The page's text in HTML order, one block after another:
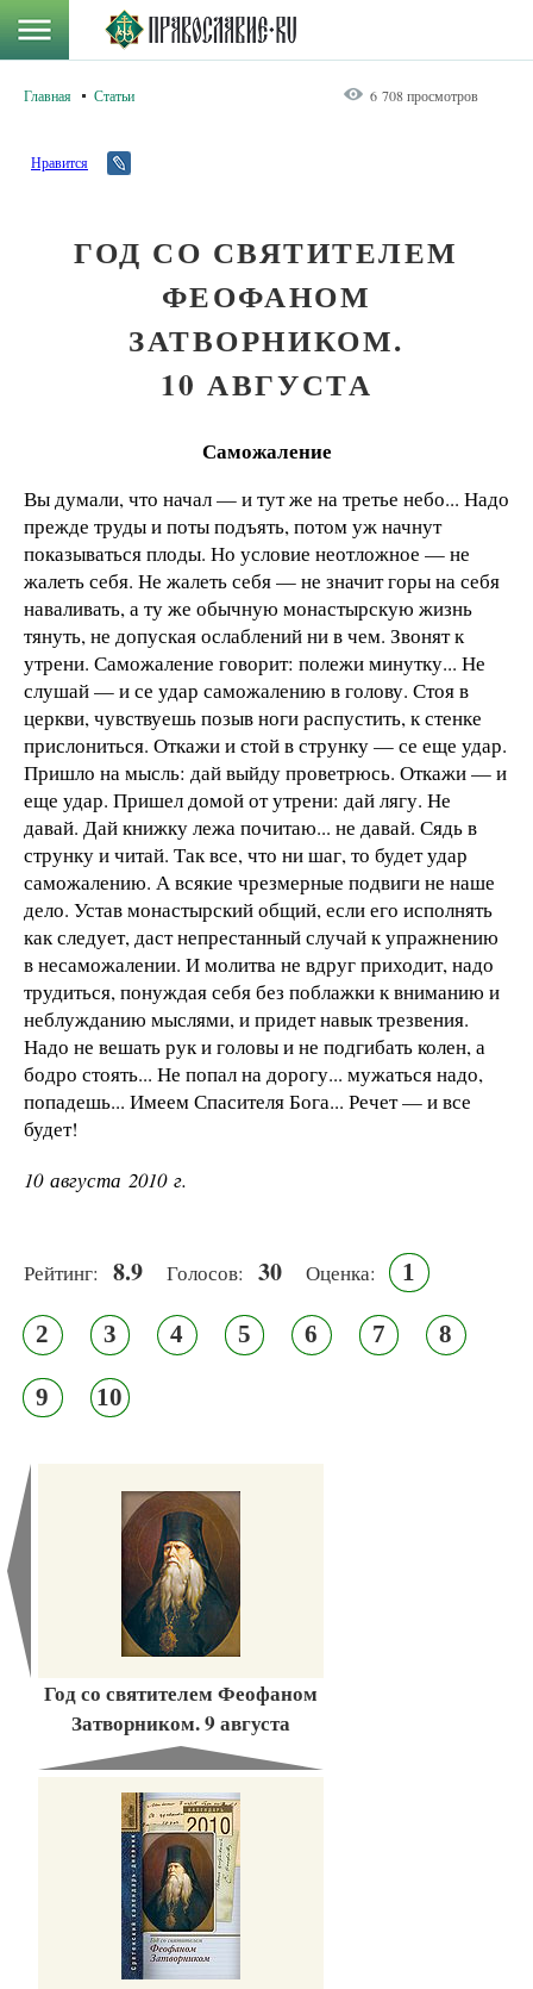
Главная Статьи 6 708 просмотров
Нравится
ГОД СО СВЯТИТЕЛЕМ
ФЕОФАНОМ
ЗАТВОРНИКОМ.
10 АВГУСТА
Саможаление
Вы думали, что начал — и тут же на третье небо... Надо
прежде труды и поты подъять, потом уж начнут
показываться плоды. Но условие неотложное — не
жалеть себя. Не жалеть себя — не значит горы на себя
наваливать, а ту же обычную монастырскую жизнь
тянуть, не допуская ослаблений ни в чем. Звонят к
утрени. Саможаление говорит: полежи минутку... Не
слушай — и се удар саможалению в голову. Стоя в
церкви, чувствуешь позыв ноги распустить, к стенке
прислониться. Откажи и стой в струнку — се еще удар.
Пришло на мысль: дай выйду проветрюсь. Откажи — и
еще удар. Пришел домой от утрени: дай лягу. Не
давай. Дай книжку лежа почитаю... не давай. Сядь в
струнку и читай. Так все, что ни шаг, то будет удар
саможалению. А всякие чрезмерные подвиги не наше
дело. Устав монастырский общий, если его исполнять
как следует, даст непрестанный случай к упражнению
в несаможалении. И молитва не вдруг приходит, надо
трудиться, понуждая себя без поблажки к вниманию и
неблужданию мыслями, и придет навык трезвения.
Надо не вешать рук и головы и не подгибать колен, а
бодро стоять... Не попал на дорогу... мужаться надо,
попадешь... Имеем Спасителя Бога... Речет — и все
будет!
10 августа 2010 г.
Рейтинг: 8.9 Голосов: 30 Оценка: 1
2 3 4 5 6 7 8
9 10
Год со святителем Феофаном
Затворником. 9 августа